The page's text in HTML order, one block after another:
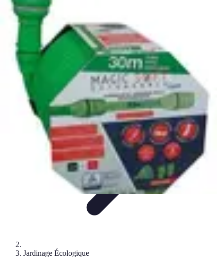
Conseils Jardinage
Entretien et Aménagement
jardin Entretien du JardinConseils Pratiques
Conseils Jardinage
Jardinage Écologique